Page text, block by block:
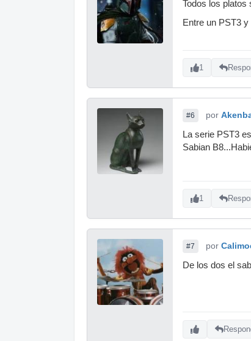
Todos los platos
Entre un PST3
1
#6 por
La serie PST3
Sabian
1
#7 por
De los dos el